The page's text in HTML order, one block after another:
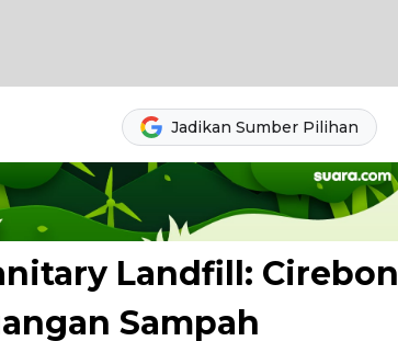
Jadikan Sumber Pilihan
Landfill: Cirebon
Sampah